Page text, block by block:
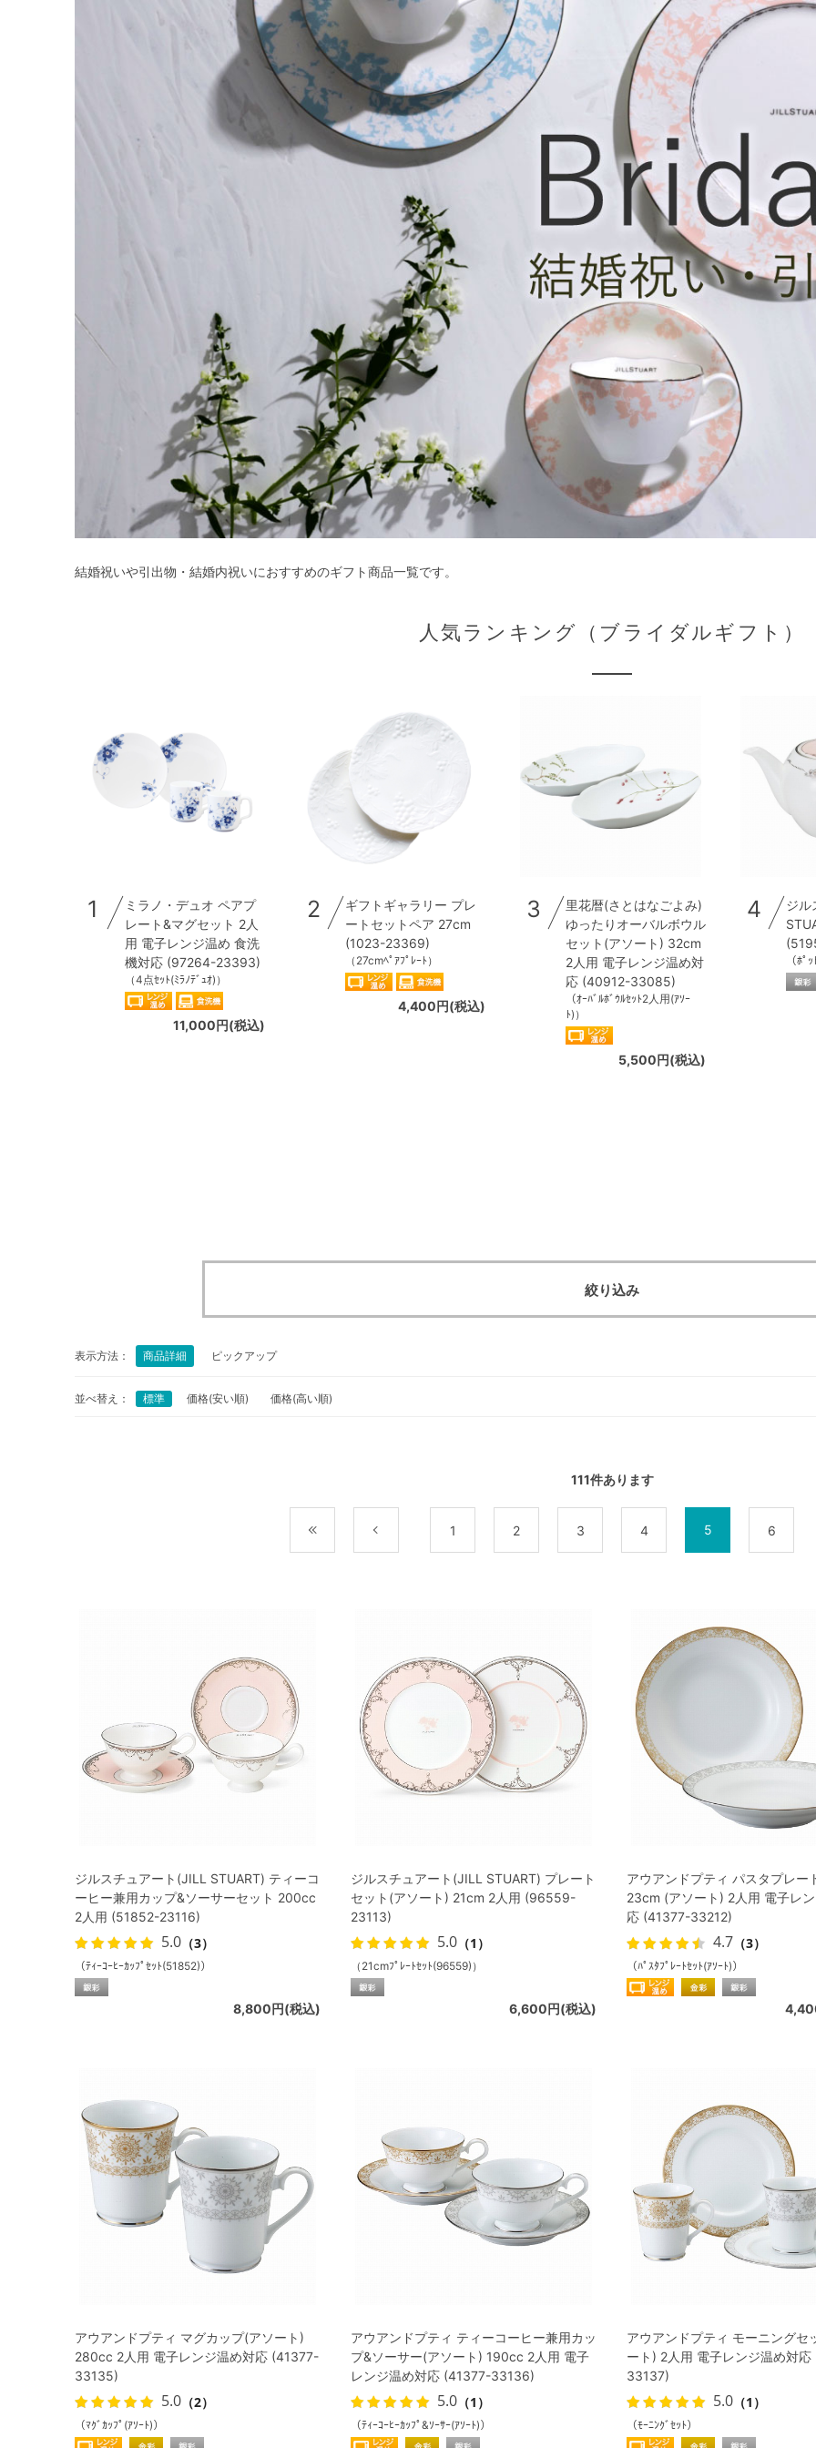
結婚祝いや引出物・結婚内祝いにおすすめのギフト商品一覧です。
人気ランキング（ブライダルギフト）
1
ミラノ・デュオ ペアプ
レート&マグセット 2人
用 電子レンジ温め 食洗
機対応 (97264-23393)
（4点ｾｯﾄ(ﾐﾗﾉﾃﾞｭｵ)）
11,000円(税込)
2
ギフトギャラリー プレ
ートセットペア 27cm
(1023-23369)
（27cmﾍﾟｱﾌﾟﾚｰﾄ）
4,400円(税込)
3
里花暦(さとはなごよみ)
ゆったりオーバルボウル
セット(アソート) 32cm
2人用 電子レンジ温め対
応 (40912-33085)
（ｵｰﾊﾞﾙﾎﾞｳﾙｾｯﾄ2人用(ｱｿｰ
ﾄ)）
5,500円(税込)
4
ジル
（ﾎ
絞り込み
表示方法： 商品詳細 ピックアップ
並べ替え： 標準 価格(安い順) 価格(高い順)
111件あります
1 2 3 4 5 6
ジルスチュアート(JILL STUART) ティーコ
ーヒー兼用カップ&ソーサーセット 200cc
2人用 (51852-23116)
5.0 （3）
（ﾃｨｰｺｰﾋｰｶｯﾌﾟｾｯﾄ(51852)）
8,800円(税込)
ジルスチュアート(JILL STUART) プレート
セット(アソート) 21cm 2人用 (96559-
23113)
5.0 （1）
（21cmﾌﾟﾚｰﾄｾｯﾄ(96559)）
6,600円(税込)
アウアンドプティ パスタプレー
23cm (アソート) 2人用 電子レ
応 (41377-33212)
4.7 （3）
（ﾊﾟｽﾀﾌﾟﾚｰﾄｾｯﾄ(ｱｿｰﾄ)）
アウアンドプティ マグカップ(アソート)
280cc 2人用 電子レンジ温め対応 (41377-
33135)
5.0 （2）
（ﾏｸﾞｶｯﾌﾟ(ｱｿｰﾄ)）
アウアンドプティ ティーコーヒー兼用カッ
プ&ソーサー(アソート) 190cc 2人用 電子
レンジ温め対応 (41377-33136)
5.0 （1）
（ﾃｨｰｺｰﾋｰｶｯﾌﾟ&ｿｰｻｰ(ｱｿｰﾄ)）
アウアンドプティ モーニングセ
ート) 2人用 電子レンジ温め対
33137)
5.0 （1）
（ﾓｰﾆﾝｸﾞｾｯﾄ）